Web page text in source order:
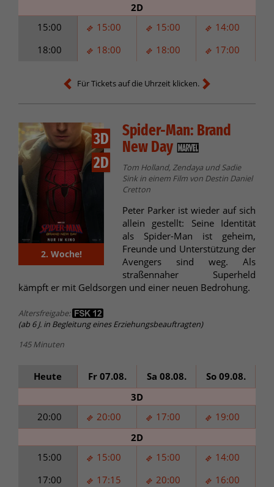
15:00 15:00 15:00
14:00
18:00
18:00 18:00 17:00
2D
Für Tickets auf die Uhrzeit klicken.
3D
2D
2. Woche!
Spider-Man: Brand
New Day
Tom Holland, Zendaya und Sadie
Sink in einem Film von Destin Daniel
Cretton
Peter Parker ist wieder auf sich
allein gestellt: Seine Identität
als Spider-Man ist geheim,
Freunde und Unterstützung der
Avengers sind weg. Als
straßennaher Superheld
kämpft er mit Geldsorgen und einer neuen Bedrohung.
Altersfreigabe:
(ab 6 J. in Begleitung eines Erziehungsbeauftragten)
145 Minuten
Heute Fr 07.08. Sa 08.08. So 09.08.
20:00 20:00 17:00 19:00
15:00 15:00 15:00
14:00
17:00
17:15 20:00 16:00
3D
2D